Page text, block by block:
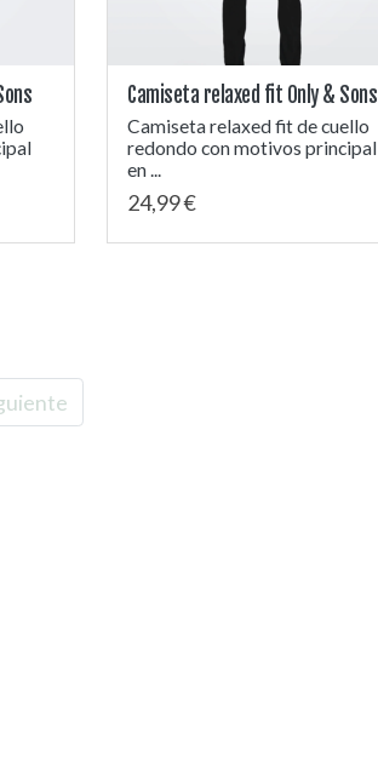
Camiseta relaxed fit Only & Sons
Camiseta relaxed fit de cuello
redondo con motivos principal
en ...
24,99 €